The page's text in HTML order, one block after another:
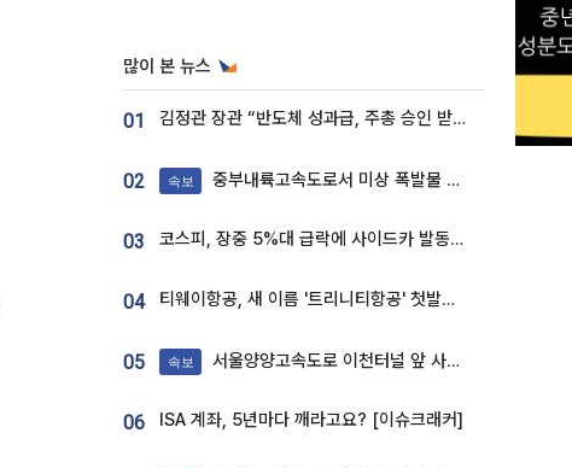
많이 본 뉴스
01 김정관 장관 “반도체 성과급, 주총 승인 받도록”…상법·자본시장법 개정 시사
02 속보 중부내륙고속도로서 미상 폭발물 발견
03 코스피, 장중 5%대 급락에 사이드카 발동…삼성·SK 동반 폭락
04 티웨이항공, 새 이름 '트리니티항공' 첫발…SSC 전략 본격화
05 속보 서울양양고속도로 이천터널 앞 사고 발생
06 ISA 계좌, 5년마다 깨라고요? [이슈크래커]